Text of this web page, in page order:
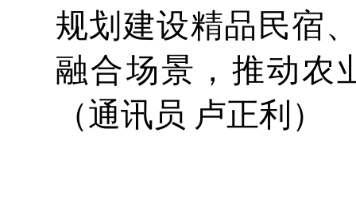
规划建设精品民宿
融合场景，推动农
（通讯员 卢正利）